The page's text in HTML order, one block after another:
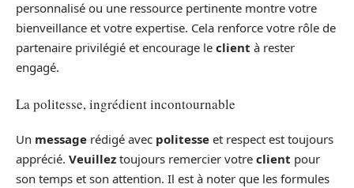
personnalisé ou une ressource pertinente montre votre
bienveillance et votre expertise. Cela renforce votre rôle de
partenaire privilégié et encourage le client à rester
engagé.
La politesse, ingrédient incontournable
Un message rédigé avec politesse et respect est toujours
apprécié. Veuillez toujours remercier votre client pour
son temps et son attention. Il est à noter que les formules